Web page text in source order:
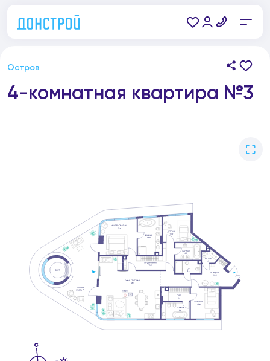
Остров
4-комнатная квартира №3